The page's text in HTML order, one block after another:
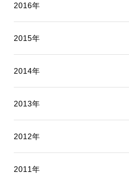
2016年
2015年
2014年
2013年
2012年
2011年